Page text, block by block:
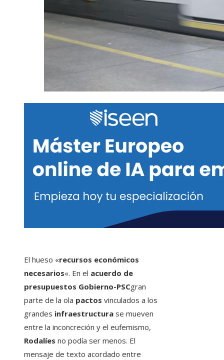
El hueso «recursos económicos
necesarios«. En el acuerdo de
presupuestos Gobierno-PSCgran
parte de la ola pactos vinculados a los
grandes infraestructura se mueven
entre la inconcreción y el eufemismo,
Rodalíes no podía ser menos. El
mensaje de texto acordado entre